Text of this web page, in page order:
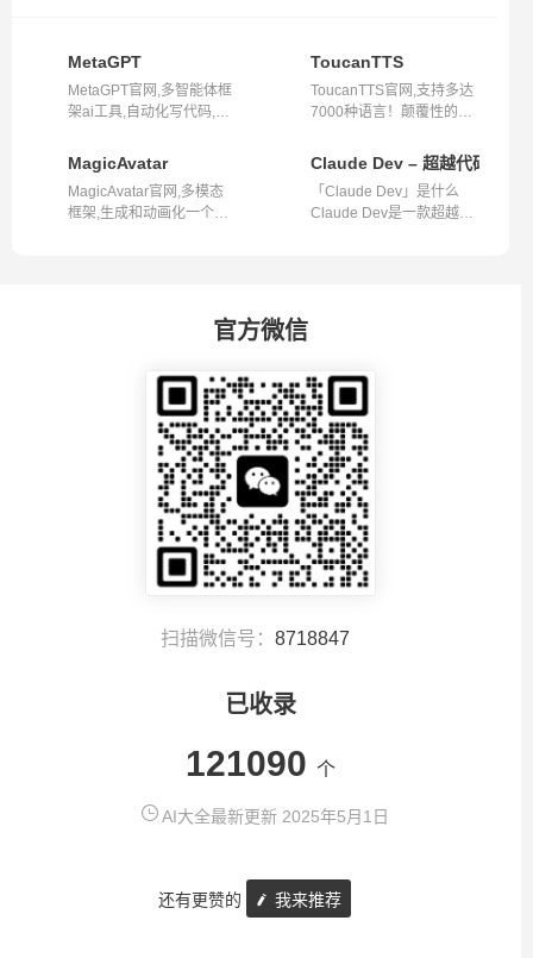
MetaGPT
MetaGPT官网,多智能体框
架ai工具,自动化写代码,产
ToucanTTS
ToucanTTS官网,支持多达
7000种语言！颠覆性的免
MagicAvatar
MagicAvatar官网,多模态
框架,生成和动画化一个虚
Claude Dev – 超越代码补全
「Claude Dev」是什么
Claude Dev是一款超越简
官方微信
扫描微信号： 8718847
已收录
121090 个
AI大全最新更新 2025年5月1日
还有更赞的 我来推荐